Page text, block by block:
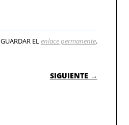
GUARDAR ELenlace permanente.
SIGUIENTE →